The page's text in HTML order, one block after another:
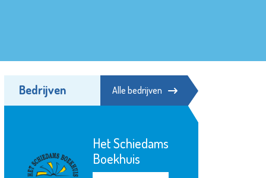
Bedrijven Alle bedrijven
Het Schiedams
Boekhuis